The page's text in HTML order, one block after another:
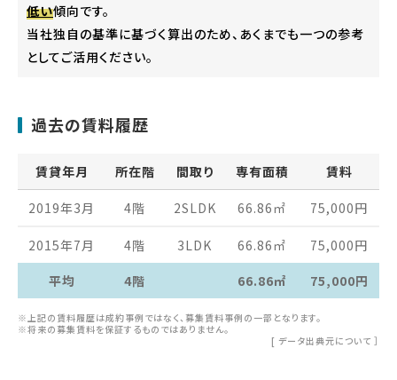
低い傾向です。
当社独自の基準に基づく算出のため、あくまでも一つの参考
としてご活用ください。
過去の賃料履歴
賃貸年月 所在階 間取り 専有面積 賃料
2019年3月 4階 2SLDK 66.86 ㎡ 75,000円
2015年7月 4階 3LDK 66.86 ㎡ 75,000円
平均
4階 66.86㎡ 75,000円
※上記の賃料履歴は成約事例ではなく、募集賃料事例の一部となります。
※将来の募集賃料を保証するものではありません。
[ データ出典元について ］